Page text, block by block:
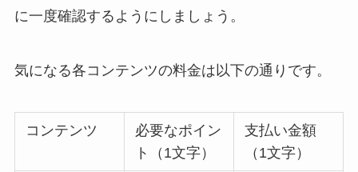
に一度確認するようにしましょう。
気になる各コンテンツの料金は以下の通りです。
コンテンツ
必要なポイン
ト（1文字）
支払い金額
（1文字）